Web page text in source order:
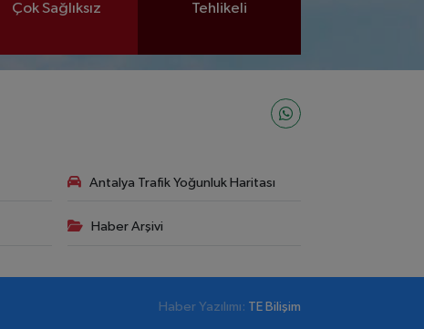
Çok Sağlıksız Tehlikeli
Antalya Trafik Yoğunluk Haritası
Haber Arşivi
Haber Yazılımı: TE Bilişim